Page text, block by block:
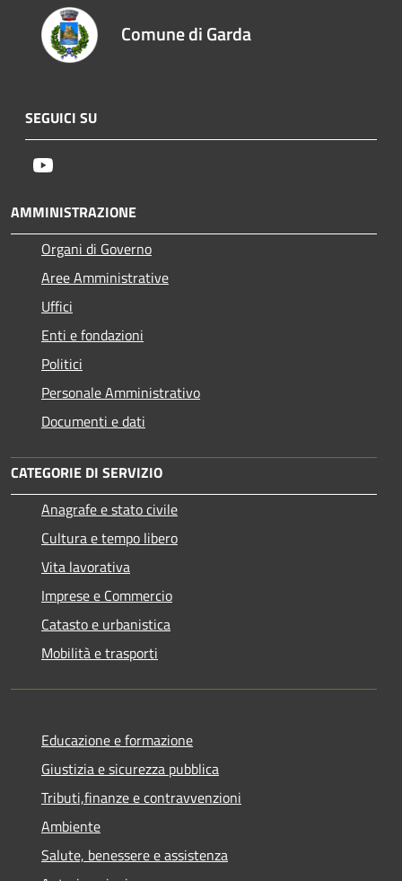
Comune di Garda
SEGUICI SU
AMMINISTRAZIONE
Organi di Governo
Aree Amministrative
Uffici
Enti e fondazioni
Politici
Personale Amministrativo
Documenti e dati
CATEGORIE DI SERVIZIO
Anagrafe e stato civile
Cultura e tempo libero
Vita lavorativa
Imprese e Commercio
Catasto e urbanistica
Mobilità e trasporti
Educazione e formazione
Giustizia e sicurezza pubblica
Tributi,finanze e contravvenzioni
Ambiente
Salute, benessere e assistenza